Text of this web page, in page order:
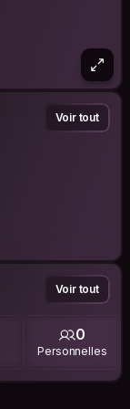
Voir tout
Voir tout
0
Personnelles